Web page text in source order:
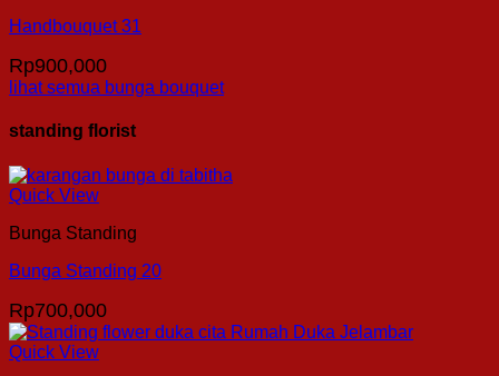
Handbouquet 31
Rp900,000
lihat semua bunga bouquet
standing florist
Quick View
Bunga Standing
Bunga Standing 20
Rp700,000
Quick View